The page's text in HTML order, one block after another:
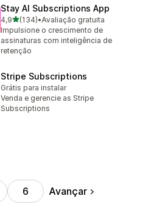
Stay AI Subscriptions App
4,9de 5 estrelas
(134)
134 avaliações ao todo
•Avaliação gratuita
Impulsione o crescimento de
assinaturas com inteligência de
retenção
Stripe Subscriptions
Grátis para instalar
Venda e gerencie as Stripe
Subscriptions
6 Avançar